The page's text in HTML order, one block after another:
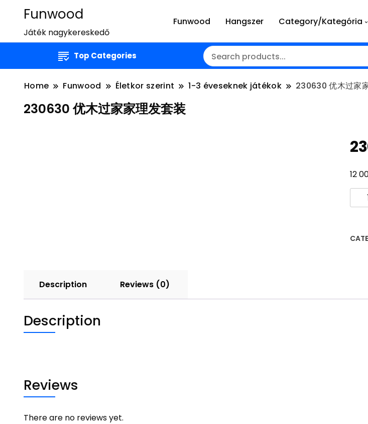
Funwood
Játék nagykereskedő
Funwood Hangszer Category/Kategória
Top Categories
Home Funwood Életkor szerint 1-3 éveseknek játékok 230630 优木过家
230630 优木过家家理发套装
12
优
家
装
Description Reviews (0)
Description
Reviews
There are no reviews yet.